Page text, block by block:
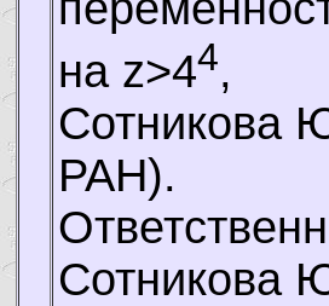
на z>44,
Сотникова
РАН).
Сотникова